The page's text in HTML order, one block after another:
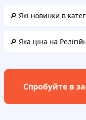
🔎 Які новинки в
🔎 Яка ціна на
Спробуйте в